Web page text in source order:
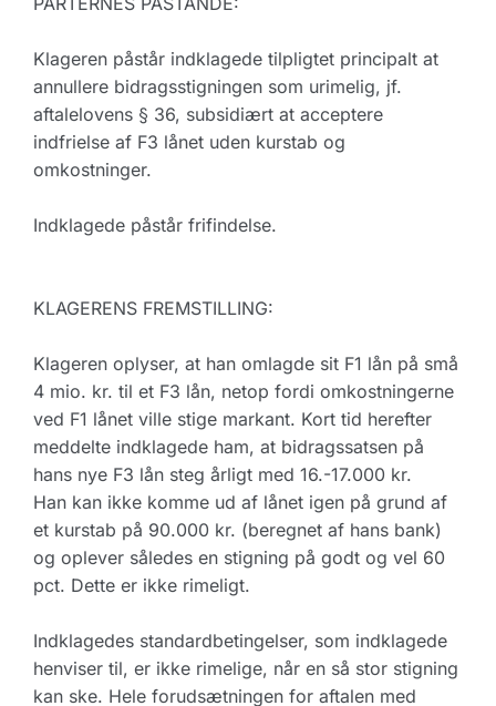
Klageren påstår indklagede tilpligtet principalt at
annullere bidragsstigningen som urimelig, jf.
aftalelovens § 36, subsidiært at acceptere
indfrielse af F3 lånet uden kurstab og
omkostninger.
Indklagede påstår frifindelse.
KLAGERENS FREMSTILLING:
Klageren oplyser, at han omlagde sit F1 lån på små
4 mio. kr. til et F3 lån, netop fordi omkostningerne
ved F1 lånet ville stige markant. Kort tid herefter
meddelte indklagede ham, at bidragssatsen på
hans nye F3 lån steg årligt med 16.-17.000 kr.
Han kan ikke komme ud af lånet igen på grund af
et kurstab på 90.000 kr. (beregnet af hans bank)
og oplever således en stigning på godt og vel 60
pct. Dette er ikke rimeligt.
Indklagedes standardbetingelser, som indklagede
henviser til, er ikke rimelige, når en så stor stigning
kan ske. Hele forudsætningen for aftalen med